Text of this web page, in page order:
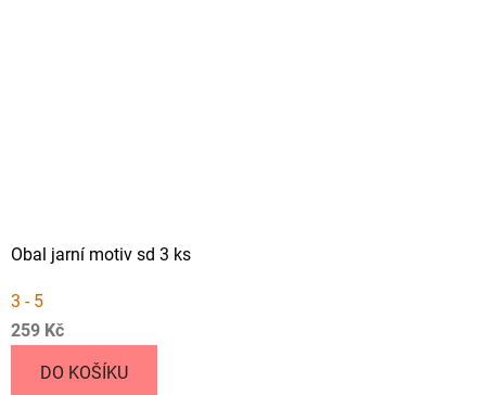
Obal jarní motiv sd 3 ks
3 - 5
259 Kč
DO KOŠÍKU